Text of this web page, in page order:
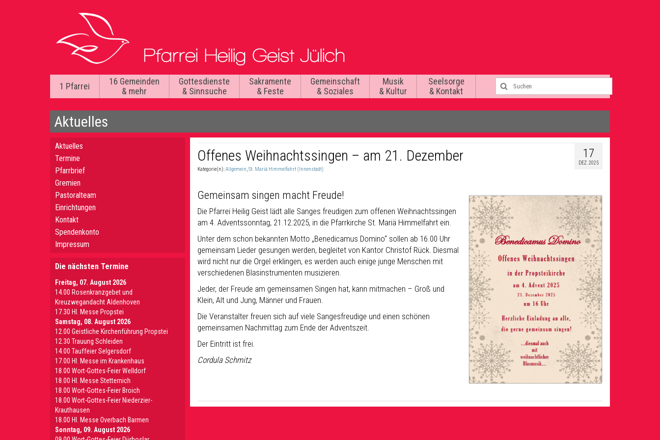
1 Pfarrei
16 Gemeinden
& mehr
Gottesdienste
& Sinnsuche
Sakramente
& Feste
Gemeinschaft
& Soziales
Musik
& Kultur
Seelsorge
& Kontakt
Aktuelles
17
DEZ. 2025
Offenes Weihnachtssingen – am 21. Dezember
Kategorie(n):Allgemein,St. Mariä Himmelfahrt (Innenstadt)
Gemeinsam singen macht Freude!
Die Pfarrei Heilig Geist lädt alle Sanges freudigen zum offenen Weihnachtssingen
am 4. Adventssonntag, 21.12.2025, in die Pfarrkirche St. Mariä Himmelfahrt ein.
Unter dem schon bekannten Motto „Benedicamus Domino“ sollen ab 16.00 Uhr
gemeinsam Lieder gesungen werden, begleitet von Kantor Christof Rück. Diesmal
wird nicht nur die Orgel erklingen, es werden auch einige junge Menschen mit
verschiedenen Blasinstrumenten musizieren.
Jeder, der Freude am gemeinsamen Singen hat, kann mitmachen – Groß und
Klein, Alt und Jung, Männer und Frauen.
Die Veranstalter freuen sich auf viele Sangesfreudige und einen schönen
gemeinsamen Nachmittag zum Ende der Adventszeit.
Der Eintritt ist frei.
Cordula Schmitz
Aktuelles
Termine
Pfarrbrief
Gremien
Pastoralteam
Einrichtungen
Kontakt
Spendenkonto
Impressum
Die nächsten Termine
Freitag, 07. August 2026
14.00 Rosenkranzgebet und
Kreuzwegandacht Aldenhoven
17.30 Hl. Messe Propstei
Samstag, 08. August 2026
12.00 Geistliche Kirchenführung Propstei
12.30 Trauung Schleiden
14.00 Tauffeier Selgersdorf
17.00 Hl. Messe im Krankenhaus
18.00 Wort-Gottes-Feier Welldorf
18.00 Hl. Messe Stetternich
18.00 Wort-Gottes-Feier Broich
18.00 Wort-Gottes-Feier Niederzier-
Krauthausen
18.00 Hl. Messe Overbach Barmen
Sonntag, 09. August 2026